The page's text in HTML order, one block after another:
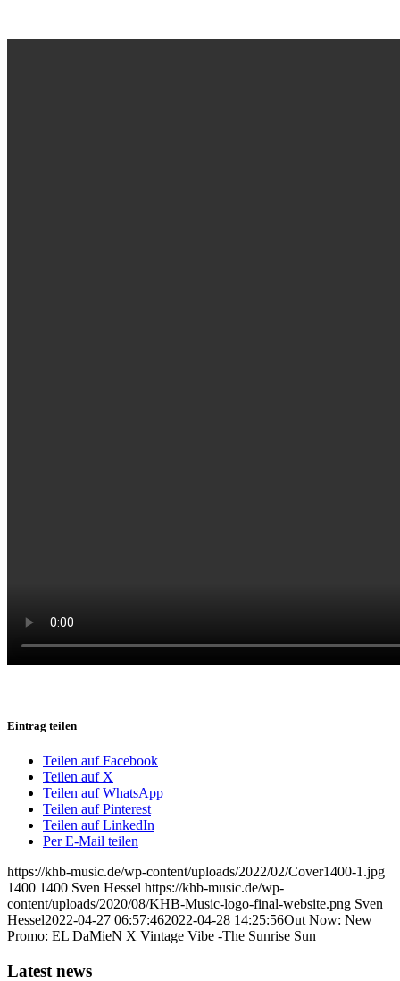
Eintrag teilen
Teilen auf Facebook
Teilen auf X
Teilen auf WhatsApp
Teilen auf Pinterest
Teilen auf LinkedIn
Per E-Mail teilen
https://khb-music.de/wp-content/uploads/2022/02/Cover1400-1.jpg
1400 1400 Sven Hessel https://khb-music.de/wp-
content/uploads/2020/08/KHB-Music-logo-final-website.png Sven
Hessel2022-04-27 06:57:462022-04-28 14:25:56Out Now: New
Promo: EL DaMieN X Vintage Vibe -The Sunrise Sun
Latest news